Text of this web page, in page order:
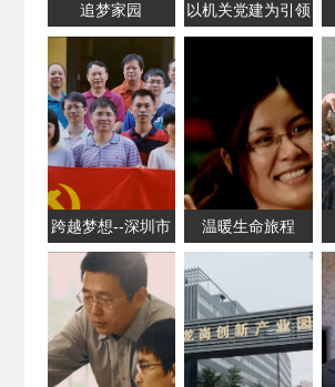
追梦家园
以机关党建为引领
部“文体高地”
跨越梦想--深圳市
地方税务局 第五
稽查局党建工作掠
影
温暖生命旅程